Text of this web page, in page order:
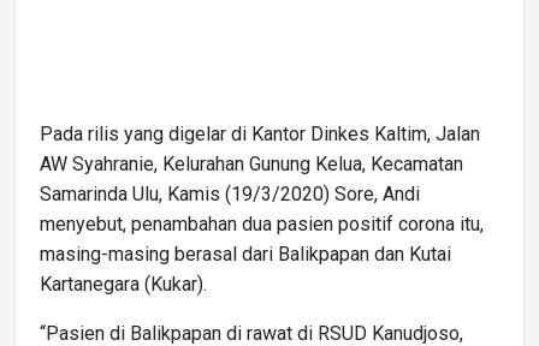
Pada rilis yang digelar di Kantor Dinkes Kaltim, Jalan
AW Syahranie, Kelurahan Gunung Kelua, Kecamatan
Samarinda Ulu, Kamis (19/3/2020) Sore, Andi
menyebut, penambahan dua pasien positif corona itu,
masing-masing berasal dari Balikpapan dan Kutai
Kartanegara (Kukar).
“Pasien di Balikpapan di rawat di RSUD Kanudjoso,